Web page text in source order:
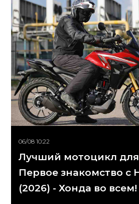
06/08 10:22
Лучший мотоцикл
Первое знакомство с
(2026) - Хонда во всем!